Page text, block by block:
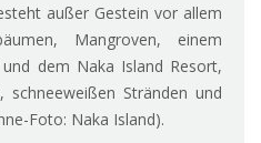
außer Gestein vor allem
Mangroven, einem
dem Naka Island Resort,
schneeweißen Stränden und
Foto: Naka Island).